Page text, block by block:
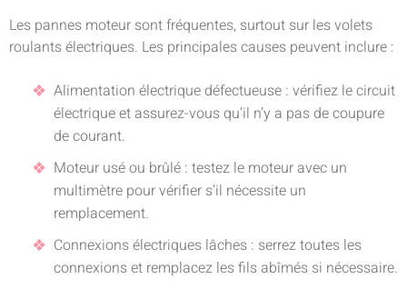
Les pannes moteur sont fréquentes, surtout sur les volets
roulants électriques. Les principales causes peuvent inclure :
Alimentation électrique défectueuse : vérifiez le circuit
électrique et assurez-vous qu’il n’y a pas de coupure
de courant.
Moteur usé ou brûlé : testez le moteur avec un
multimètre pour vérifier s’il nécessite un
remplacement.
Connexions électriques lâches : serrez toutes les
connexions et remplacez les fils abîmés si nécessaire.